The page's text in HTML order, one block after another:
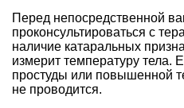
Перед непосредственной
проконсультироваться с
наличие катаральных
измерит температуру тела.
простуды или повышенной
не проводится.